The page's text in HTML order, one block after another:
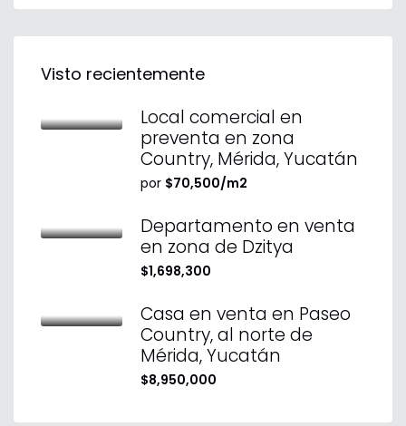
Visto recientemente
Local comercial en
preventa en zona
Country, Mérida, Yucatán
por $70,500/m2
Departamento en venta
en zona de Dzitya
$1,698,300
Casa en venta en Paseo
Country, al norte de
Mérida, Yucatán
$8,950,000